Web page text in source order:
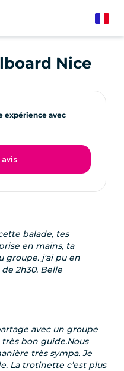
Nice
expérience avec
avis
balade, tes
en mains, ta
groupe. j'ai pu en
2h30. Belle
avec un groupe
bon guide.Nous
très sympa. Je
La trotinette c’est plus